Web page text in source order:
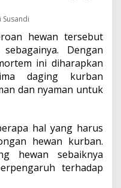
hewan tersebut
Dengan
ini diharapkan
daging kurban
dan nyaman untuk
hal yang harus
hewan kurban.
hewan sebaiknya
terhadap